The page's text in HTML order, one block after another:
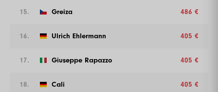
15. Greiza 486 €
16. Ulrich Ehlermann 405 €
17. Giuseppe Rapazzo 405 €
18. Cali 405 €